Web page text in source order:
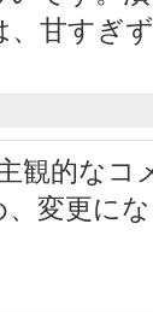
、甘すぎ
観的なコ
変更に